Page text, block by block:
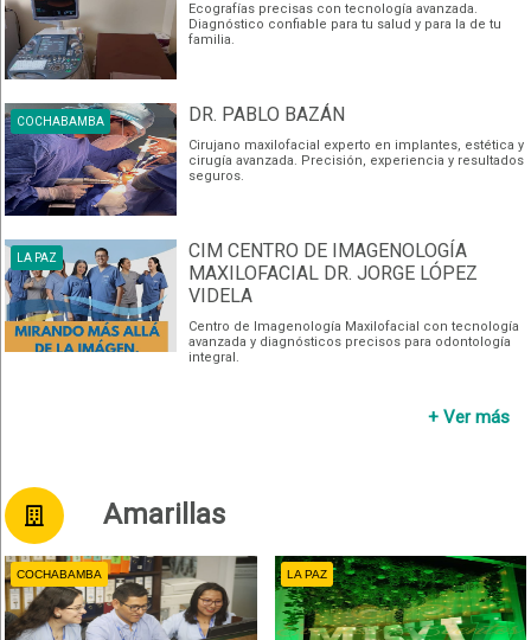
Ecografías precisas con tecnología avanzada.
Diagnóstico confiable para tu salud y para la de tu
familia.
COCHABAMBA DR. PABLO BAZÁN
Cirujano maxilofacial experto en implantes, estética y
cirugía avanzada. Precisión, experiencia y resultados
seguros.
LA PAZ
CIM CENTRO DE IMAGENOLOGÍA
MAXILOFACIAL DR. JORGE LÓPEZ
VIDELA
Centro de Imagenología Maxilofacial con tecnología
avanzada y diagnósticos precisos para odontología
integral.
+ Ver más
Amarillas
COCHABAMBA LA PAZ